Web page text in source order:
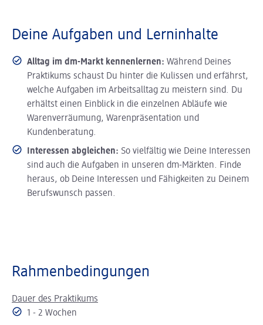
Deine Aufgaben und Lerninhalte
Alltag im dm-Markt kennenlernen: Während Deines
Praktikums schaust Du hinter die Kulissen und erfährst,
welche Aufgaben im Arbeitsalltag zu meistern sind. Du
erhältst einen Einblick in die einzelnen Abläufe wie
Warenverräumung, Warenpräsentation und
Kundenberatung.
Interessen abgleichen: So vielfältig wie Deine Interessen
sind auch die Aufgaben in unseren dm-Märkten. Finde
heraus, ob Deine Interessen und Fähigkeiten zu Deinem
Berufswunsch passen.
Rahmenbedingungen
Dauer des Praktikums
1 - 2 Wochen